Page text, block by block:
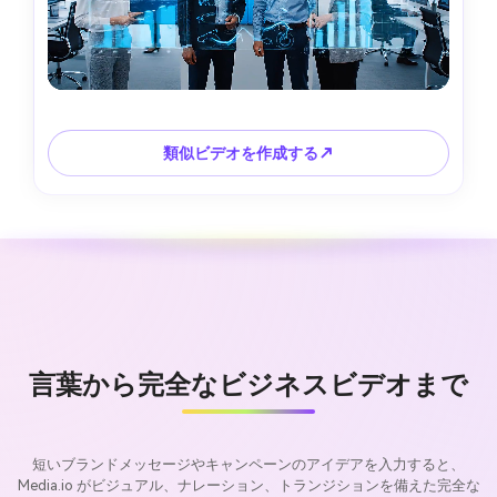
類似ビデオを作成する↗
言葉から完全なビジネスビデオまで
短いブランドメッセージやキャンペーンのアイデアを入力すると、
Media.io がビジュアル、ナレーション、トランジションを備えた完全な